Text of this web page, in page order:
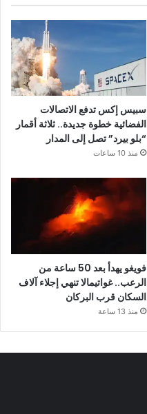
سبيس إكس تدفع الاتصالات
الفضائية خطوة جديدة.. ثلاثة أقمار
“بلو بيرد” تصل إلى المدار
منذ 10 ساعات
فويغو يهدأ بعد 50 ساعة من
الرعب.. غواتيمالا تنهي إجلاء آلاف
السكان قرب البركان
منذ 13 ساعة